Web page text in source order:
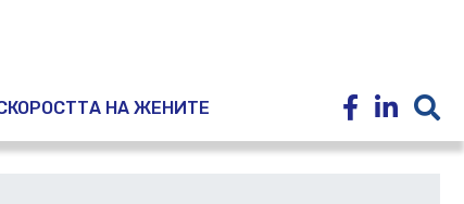
НА ЖЕНИТЕ